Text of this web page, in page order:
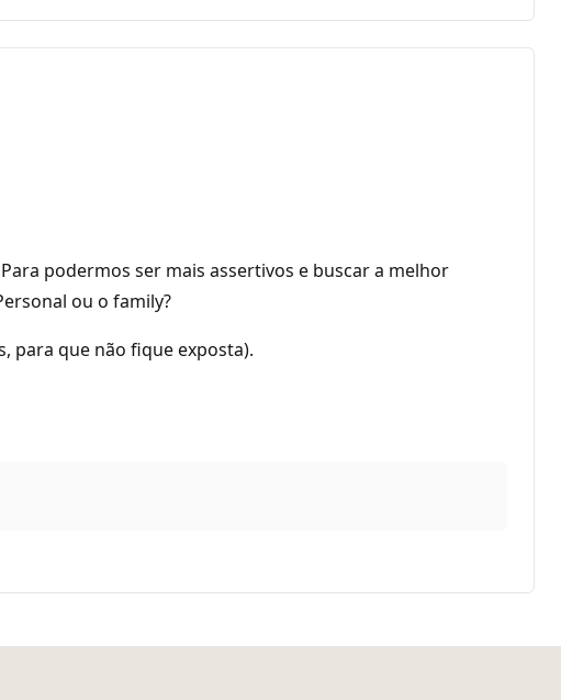
podermos ser mais assertivos e buscar a melhor
ou o family?
para que não fique exposta).